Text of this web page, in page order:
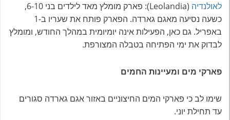
לאולנדיה
(Leolandia): פארק מומלץ מאד לילדים בני 6-10,
כשעה נסיעה מאגם גארדה. הפארק פותח את שעריו ב-1
באפריל. גם כאן, הפעילות אינה יומיומית במהלך החודש, ומומלץ
לבדוק את ימי הפתיחה בטבלה המצורפת.
פארקי מים ומעיינות החמים
שימו לב כי פארקי המים החיצוניים באזור אגם גארדה סגורים
עד תחילת יוני.